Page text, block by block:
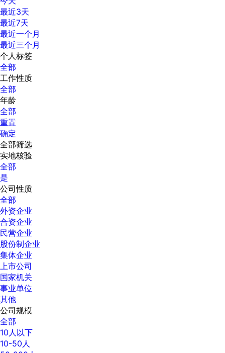
最近3天
最近7天
最近一个月
最近三个月
个人标签
全部
工作性质
全部
年龄
全部
重置
确定
全部筛选
实地核验
全部
是
公司性质
全部
外资企业
合资企业
民营企业
股份制企业
集体企业
上市公司
国家机关
事业单位
其他
公司规模
全部
10人以下
10-50人